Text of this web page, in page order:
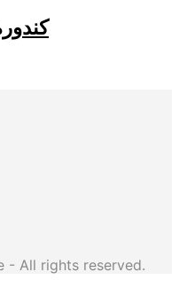
- All rights reserved.